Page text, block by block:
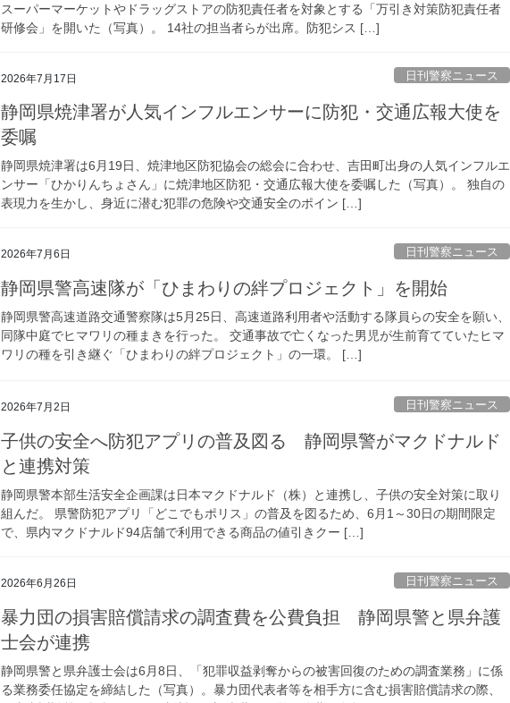
スーパーマーケットやドラッグストアの防犯責任者を対象とする「万引き対策防犯責任者
研修会」を開いた（写真）。 14社の担当者らが出席。防犯シス […]
2026年7月17日 日刊警察ニュース
静岡県焼津署が人気インフルエンサーに防犯・交通広報大使を
委嘱
静岡県焼津署は6月19日、焼津地区防犯協会の総会に合わせ、吉田町出身の人気インフルエ
ンサー「ひかりんちょさん」に焼津地区防犯・交通広報大使を委嘱した（写真）。 独自の
表現力を生かし、身近に潜む犯罪の危険や交通安全のポイン […]
2026年7月6日 日刊警察ニュース
静岡県警高速隊が「ひまわりの絆プロジェクト」を開始
静岡県警高速道路交通警察隊は5月25日、高速道路利用者や活動する隊員らの安全を願い、
同隊中庭でヒマワリの種まきを行った。 交通事故で亡くなった男児が生前育てていたヒマ
ワリの種を引き継ぐ「ひまわりの絆プロジェクト」の一環。 […]
2026年7月2日 日刊警察ニュース
子供の安全へ防犯アプリの普及図る 静岡県警がマクドナルド
と連携対策
静岡県警本部生活安全企画課は日本マクドナルド（株）と連携し、子供の安全対策に取り
組んだ。 県警防犯アプリ「どこでもポリス」の普及を図るため、6月1～30日の期間限定
で、県内マクドナルド94店舗で利用できる商品の値引きクー […]
2026年6月26日 日刊警察ニュース
暴力団の損害賠償請求の調査費を公費負担 静岡県警と県弁護
士会が連携
静岡県警と県弁護士会は6月8日、「犯罪収益剥奪からの被害回復のための調査業務」に係
る業務委任協定を締結した（写真）。暴力団代表者等を相手方に含む損害賠償請求の際、